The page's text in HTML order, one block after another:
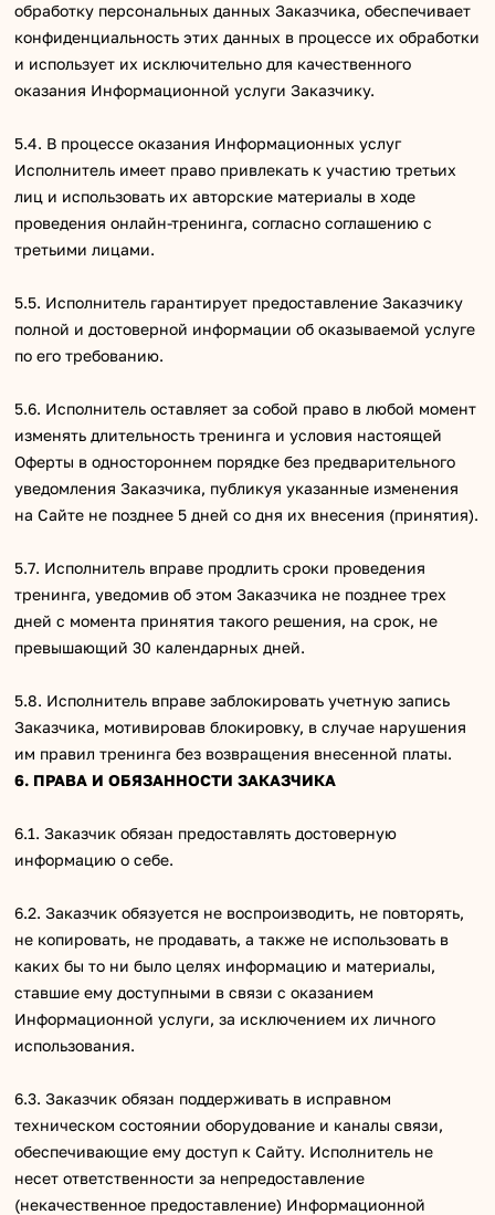
обработку персональных данных Заказчика, обеспечивает
конфиденциальность этих данных в процессе их обработки
и использует их исключительно для качественного
оказания Информационной услуги Заказчику.
5.4. В процессе оказания Информационных услуг
Исполнитель имеет право привлекать к участию третьих
лиц и использовать их авторские материалы в ходе
проведения онлайн-тренинга, согласно соглашению с
третьими лицами.
5.5. Исполнитель гарантирует предоставление Заказчику
полной и достоверной информации об оказываемой услуге
по его требованию.
5.6. Исполнитель оставляет за собой право в любой момент
изменять длительность тренинга и условия настоящей
Оферты в одностороннем порядке без предварительного
уведомления Заказчика, публикуя указанные изменения
на Сайте не позднее 5 дней со дня их внесения (принятия).
5.7. Исполнитель вправе продлить сроки проведения
тренинга, уведомив об этом Заказчика не позднее трех
дней с момента принятия такого решения, на срок, не
превышающий 30 календарных дней.
5.8. Исполнитель вправе заблокировать учетную запись
Заказчика, мотивировав блокировку, в случае нарушения
им правил тренинга без возвращения внесенной платы.
6. ПРАВА И ОБЯЗАННОСТИ ЗАКАЗЧИКА
6.1. Заказчик обязан предоставлять достоверную
информацию о себе.
6.2. Заказчик обязуется не воспроизводить, не повторять,
не копировать, не продавать, а также не использовать в
каких бы то ни было целях информацию и материалы,
ставшие ему доступными в связи с оказанием
Информационной услуги, за исключением их личного
использования.
6.3. Заказчик обязан поддерживать в исправном
техническом состоянии оборудование и каналы связи,
обеспечивающие ему доступ к Сайту. Исполнитель не
несет ответственности за непредоставление
(некачественное предоставление) Информационной